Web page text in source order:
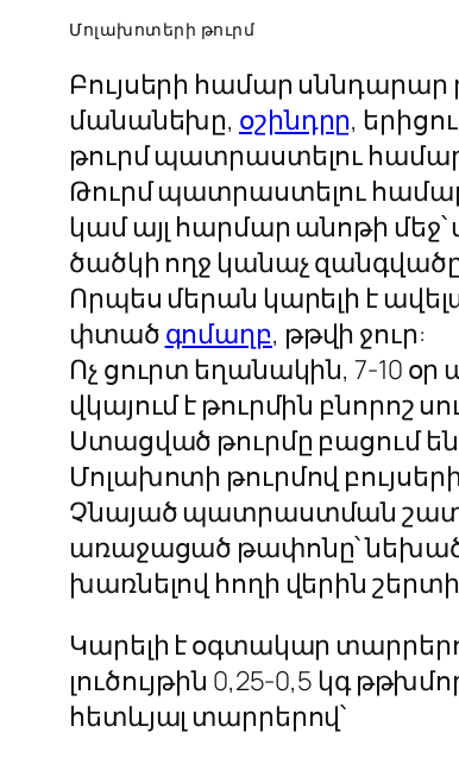
Մոլախոտերի թուրմ
Բույսերի համար
մանանեխը, օշինդրը,
թուրմ պատրաստելու
Թուրմ պատրաստելու
կամ այլ հարմար անոթի
ծածկի ողջ կանաչ
Որպես մերան կարելի է
փտած գոմաղբ, թթվի ջուր:
Ոչ ցուրտ եղանակին, 7-10
վկայում է թուրմին բնորոշ
Ստացված թուրմը բացում են
Մոլախոտի թուրմով
Չնայած պատրաստման շատ
առաջացած թափոնը՝ նեխած
խառնելով հողի վերին
Կարելի է օգտակար
լուծույթին 0,25-0,5 կգ
հետևյալ տարրերով՝